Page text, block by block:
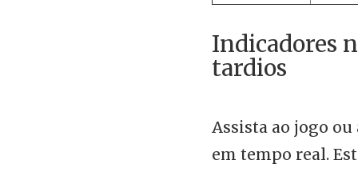
Indicadores
tardios
Assista ao jogo
em tempo real.